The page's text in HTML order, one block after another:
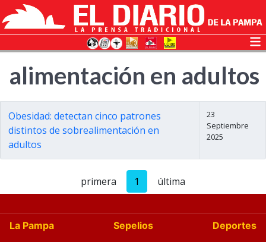
alimentación en adultos
Obesidad: detectan cinco patrones
distintos de sobrealimentación en
adultos
23
Septiembre
2025
primera 1 última
La Pampa Sepelios
Deportes